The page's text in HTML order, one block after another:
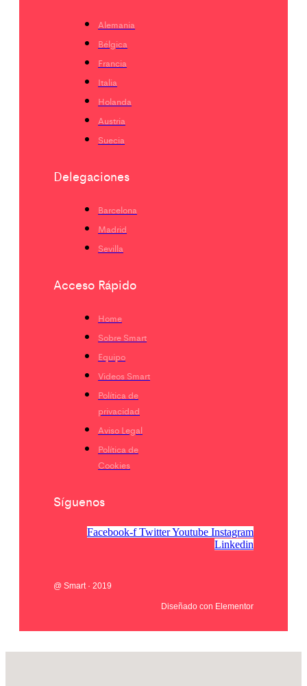
Alemania
Bélgica
Francia
Italia
Holanda
Austria
Suecia
Delegaciones
Barcelona
Madrid
Sevilla
Acceso Rápido
Home
Sobre Smart
Equipo
Videos Smart
Política de
privacidad
Aviso Legal
Política de
Cookies
Síguenos
Facebook-f TwitterYoutube Instagram
Linkedin
@ Smart · 2019
Diseñado con Elementor